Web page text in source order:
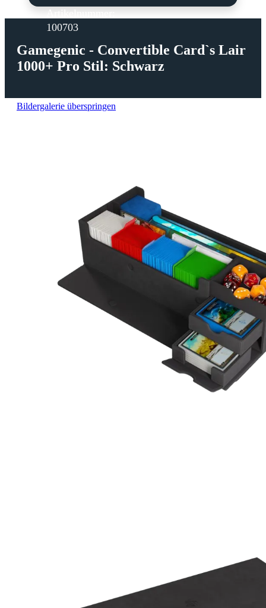
Artikelnummer:
100703
Gamegenic - Convertible Card`s Lair
1000+ Pro Stil: Schwarz
Bildergalerie überspringen